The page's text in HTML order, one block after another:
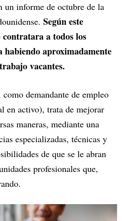
un informe de octubre de la
Según este
a todos los
habiendo aproximadamente
vacantes.
demandante de empleo
en activo), trata de mejorar
maneras, mediante una
especializadas, técnicas y
de que se le abran
profesionales que,